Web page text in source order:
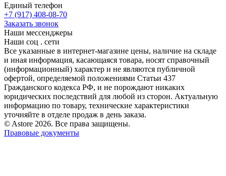
Единый телефон
+7 (917) 408-08-70
Заказать звонок
Наши мессенджеры
Наши соц . сети
Все указанные в интернет-магазине цены, наличие на складе
и иная информация, касающаяся товара, носят справочный
(информационный) характер и не являются публичной
офертой, определяемой положениями Статьи 437
Гражданского кодекса РФ, и не порождают никаких
юридических последствий для любой из сторон. Актуальную
информацию по товару, технические характеристики
уточняйте в отделе продаж в день заказа.
© Astore 2026. Все права защищены.
Правовые документы